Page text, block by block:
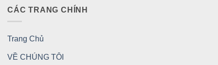
CÁC TRANG CHÍNH
Trang Chủ
VỀ CHÚNG TÔI